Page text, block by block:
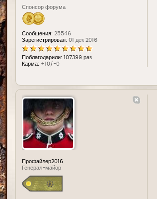
Спонсор форума
Сообщения: 25546
Зарегистрирован: 01 дек 2016
Поблагодарили:
107399 раз
Карма: +10/-0
Профайлер2016
Генерал-майор